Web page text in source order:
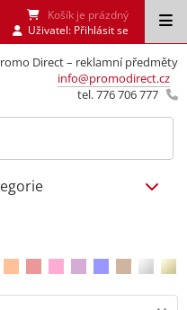
Direct – reklamní předměty
info@promodirect.cz
tel. 776 706 777
Košík je prázdný
Uživatel: Přihlásit se